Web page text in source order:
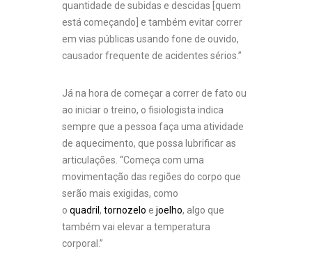
quantidade de subidas e descidas [quem
está começando] e também evitar correr
em vias públicas usando fone de ouvido,
causador frequente de acidentes sérios.”
Já na hora de começar a correr de fato ou
ao iniciar o treino, o fisiologista indica
sempre que a pessoa faça uma atividade
de aquecimento, que possa lubrificar as
articulações. “Começa com uma
movimentação das regiões do corpo que
serão mais exigidas, como
o quadril , tornozelo e joelho, algo que
também vai elevar a temperatura
corporal.”